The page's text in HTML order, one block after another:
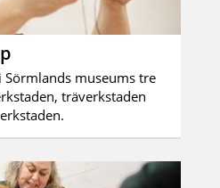
museums tre
träverkstaden